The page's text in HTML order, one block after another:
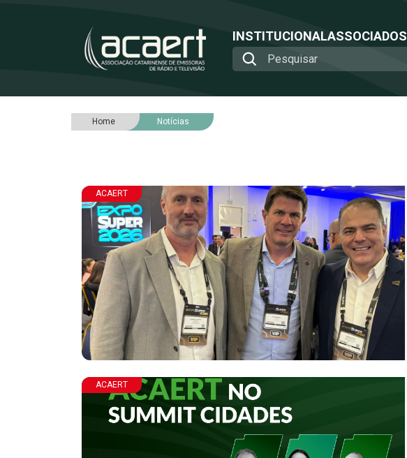
INSTITUCIONALASSOCIADOS
Home Notícias
ACAERT
ACAERT